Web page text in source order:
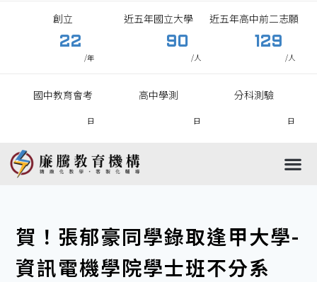
創立
22
/年
近五年國立大學
90
/人
近五年高中前二志願
129
/人
國中教育會考
日
高中學測
日
分科測驗
日
賀！張郁豪同學錄取逢甲大學-
資訊電機學院學士班不分系